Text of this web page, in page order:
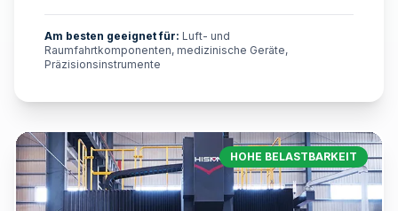
Am besten geeignet für: Luft- und
Raumfahrtkomponenten, medizinische Geräte,
Präzisionsinstrumente
HOHE BELASTBARKEIT